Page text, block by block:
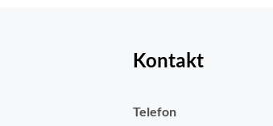
Kontakt
Telefon